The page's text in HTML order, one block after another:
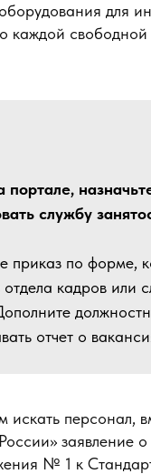
для
каждой свободной
службу
приказ по форме,
кадров или
отчет о
искать
заявление
№ 1 к